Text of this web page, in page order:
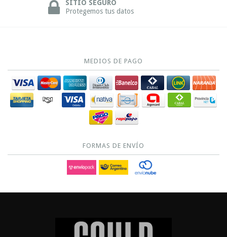
SITIO SEGURO
Protegemos tus datos
MEDIOS DE PAGO
FORMAS DE ENVÍO